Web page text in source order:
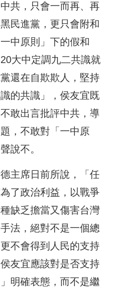
共，只會一而再、再
民進黨，更只會附和
中原則」下的假和
大中定調九二共識就
還在自欺欺人，堅持
的共識」，侯友宜既
敢出言批評中共，導
，不敢對「一中原
說不。
主席日前所說，「任
了政治利益，以戰爭
缺乏擔當又傷害台灣
法，絕對不是一個總
不會得到人民的支持
友宜應該對是否支持
明確表態，而不是繼